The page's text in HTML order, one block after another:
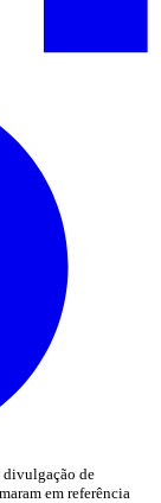
divulgação de
em referência